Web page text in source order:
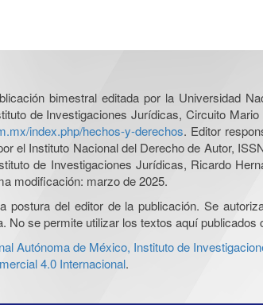
bimestral editada por la Universidad
de Investigaciones Jurídicas, Circuito
index.php/hechos-y-derechos. Editor
el Instituto Nacional del Derecho de Autor,
de Investigaciones Jurídicas, Ricardo
modificación: marzo de 2025.
del editor de la publicación. Se
se permite utilizar los textos aquí
Autónoma de México, Instituto de
4.0 Internacional.